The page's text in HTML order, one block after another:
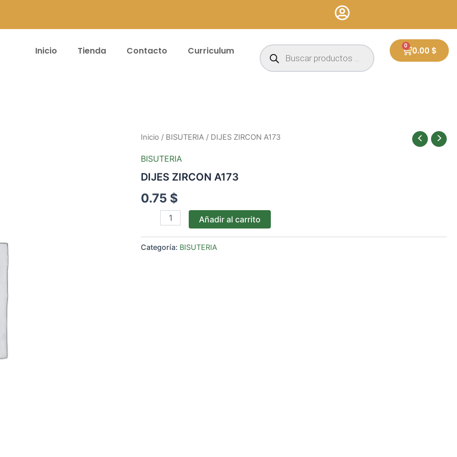
Inicio Tienda Contacto Curriculum
Búsqueda
de
productos
0.00 $
0
Cart
Inicio / BISUTERIA / DIJES ZIRCON A173
BISUTERIA
DIJES ZIRCON A173
0.75 $
DIJES
A173
Añadir al carrito
Categoría: BISUTERIA